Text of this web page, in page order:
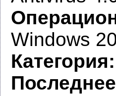
Windows
Категория: